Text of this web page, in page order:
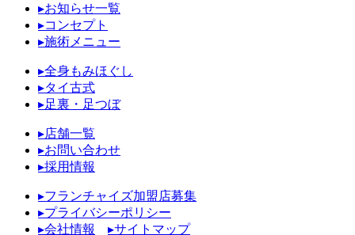
▸お知らせ一覧
▸コンセプト
▸施術メニュー
▸全身もみほぐし
▸タイ古式
▸足裏・足つぼ
▸店舗一覧
▸お問い合わせ
▸採用情報
▸フランチャイズ加盟店募集
▸プライバシーポリシー
▸会社情報
▸サイトマップ